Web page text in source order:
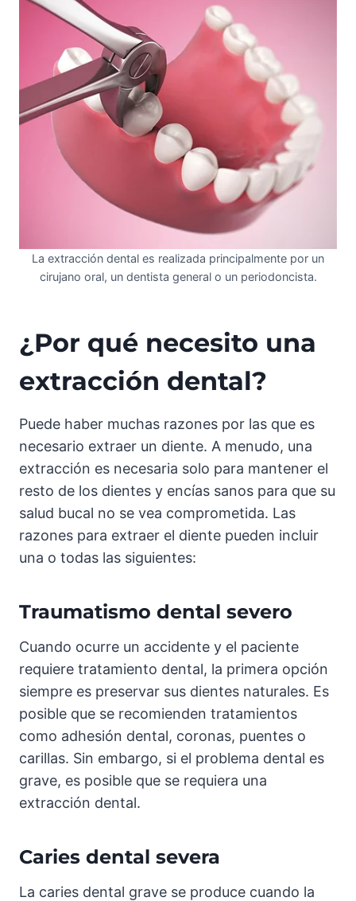
La extracción dental es realizada principalmente por un
cirujano oral, un dentista general o un periodoncista.
¿Por qué necesito una
extracción dental?
Puede haber muchas razones por las que es
necesario extraer un diente. A menudo, una
extracción es necesaria solo para mantener el
resto de los dientes y encías sanos para que su
salud bucal no se vea comprometida. Las
razones para extraer el diente pueden incluir
una o todas las siguientes:
Traumatismo dental severo
Cuando ocurre un accidente y el paciente
requiere tratamiento dental, la primera opción
siempre es preservar sus dientes naturales. Es
posible que se recomienden tratamientos
como adhesión dental, coronas, puentes o
carillas. Sin embargo, si el problema dental es
grave, es posible que se requiera una
extracción dental.
Caries dental severa
La caries dental grave se produce cuando la